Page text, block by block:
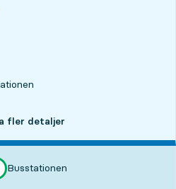
fler detaljer
på resan finns
Busstationen